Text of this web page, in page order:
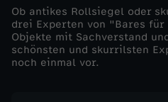
-
L
Ob antikes Rollsiegel oder
drei Experten von "Bares
Objekte mit Sachverstand
schönsten und skurrilsten
noch einmal vor.